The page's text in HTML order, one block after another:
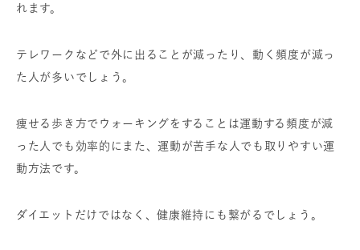
れます。
テレワークなどで外に出ることが減ったり、動く頻度が減っ
た人が多いでしょう。
痩せる歩き方でウォーキングをすることは運動する頻度が減
った人でも効率的にまた、運動が苦手な人でも取りやすい運
動方法です。
ダイエットだけではなく、健康維持にも繋がるでしょう。